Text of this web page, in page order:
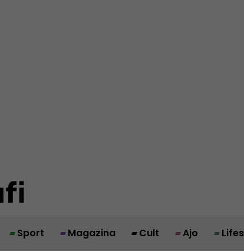
Sport Magazina Cult Ajo